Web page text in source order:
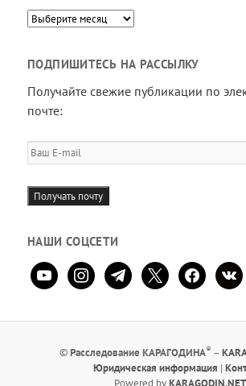
Архив
ПОДПИШИТЕСЬ НА РАССЫЛКУ
Получайте свежие публикации по
почте:
Ваш
E-
mail
Получать почту
НАШИ СОЦСЕТИ
youtubeinstagramtelegram
x facebook
©Расследование КАРАГОДИНА® –
Юридическая информация |
Powered byKARAGODIN.NET